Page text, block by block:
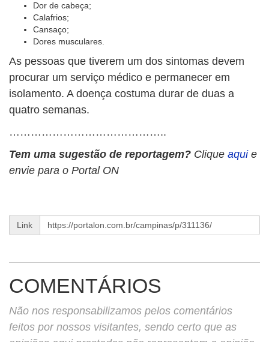
Dor de cabeça;
Calafrios;
Cansaço;
Dores musculares.
As pessoas que tiverem um dos sintomas devem
procurar um serviço médico e permanecer em
isolamento. A doença costuma durar de duas a
quatro semanas.
……………………………………..
Tem uma sugestão de reportagem? Clique aqui e
envie para o Portal ON
Link
COMENTÁRIOS
Não nos responsabilizamos pelos comentários
feitos por nossos visitantes, sendo certo que as